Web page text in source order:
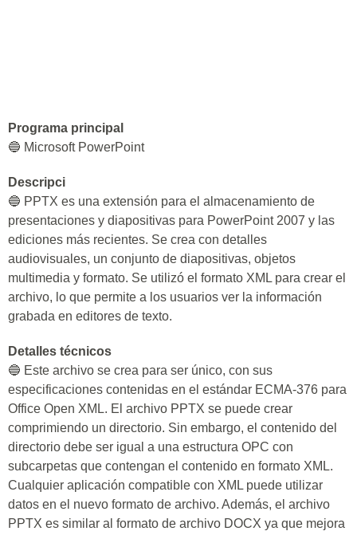
Programa principal
🔵 Microsoft PowerPoint
Descripci
🔵 PPTX es una extensión para el almacenamiento de
presentaciones y diapositivas para PowerPoint 2007 y las
ediciones más recientes. Se crea con detalles
audiovisuales, un conjunto de diapositivas, objetos
multimedia y formato. Se utilizó el formato XML para crear el
archivo, lo que permite a los usuarios ver la información
grabada en editores de texto.
Detalles técnicos
🔵 Este archivo se crea para ser único, con sus
especificaciones contenidas en el estándar ECMA-376 para
Office Open XML. El archivo PPTX se puede crear
comprimiendo un directorio. Sin embargo, el contenido del
directorio debe ser igual a una estructura OPC con
subcarpetas que contengan el contenido en formato XML.
Cualquier aplicación compatible con XML puede utilizar
datos en el nuevo formato de archivo. Además, el archivo
PPTX es similar al formato de archivo DOCX ya que mejora